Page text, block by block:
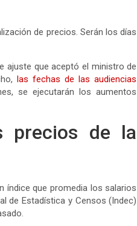
de precios. Serán los días
ajuste que aceptó el ministro de
las fechas de las audiencias
se ejecutarán los aumentos
precios de la
índice que promedia los salarios
de Estadística y Censos (Indec)